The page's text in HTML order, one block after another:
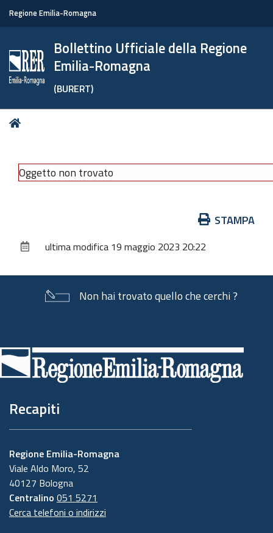
Regione Emilia-Romagna
Bollettino Ufficiale della Regione
Emilia-Romagna
(BURERT)
Tu
Oggetto non trovato
documento
STAMPA
ultima modifica 19 maggio 2023 20:22
Non hai trovato quello che cerchi ?
di
pagina
Recapiti
Regione Emilia-Romagna
Viale Aldo Moro, 52
40127 Bologna
Centralino 051 5271
Cerca telefoni o indirizzi